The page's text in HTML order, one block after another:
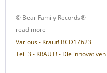
© Bear Family Records®
read more
Various - Kraut! BCD17623
Teil 3 - KRAUT! - Die